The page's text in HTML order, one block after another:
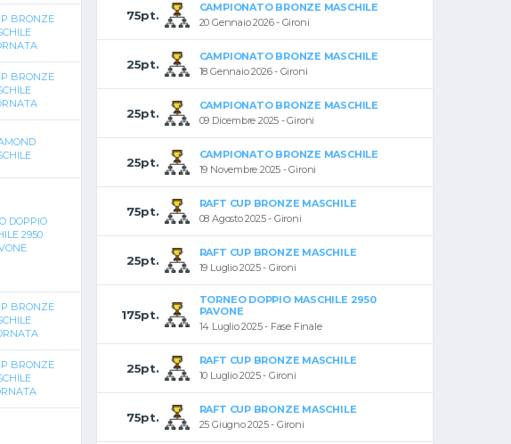
BRONZE
BRONZE
DOPPIO
2950
BRONZE
BRONZE
75pt.
CAMPIONATO BRONZE MASCHILE
20 Gennaio 2026 - Gironi
25pt.
CAMPIONATO BRONZE MASCHILE
18 Gennaio 2026 - Gironi
25pt.
CAMPIONATO BRONZE MASCHILE
09 Dicembre 2025 - Gironi
25pt.
CAMPIONATO BRONZE MASCHILE
19 Novembre 2025 - Gironi
75pt.
RAFT CUP BRONZE MASCHILE
08 Agosto 2025 - Gironi
25pt.
RAFT CUP BRONZE MASCHILE
19 Luglio 2025 - Gironi
175pt.
TORNEO DOPPIO MASCHILE 2950
PAVONE
14 Luglio 2025 - Fase Finale
25pt.
RAFT CUP BRONZE MASCHILE
10 Luglio 2025 - Gironi
75pt.
RAFT CUP BRONZE MASCHILE
25 Giugno 2025 - Gironi